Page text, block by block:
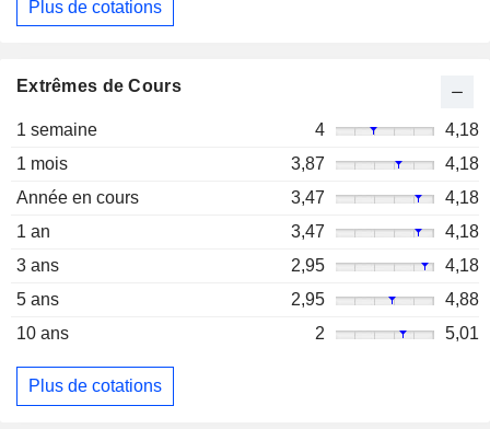
Plus de cotations
Extrêmes de Cours
1 semaine 4
4,18
1 mois
3,87
4,18
Année en cours
3,47
4,18
1 an
3,47
4,18
3 ans
2,95
4,18
5 ans
2,95
4,88
10 ans
2 5,01
Plus de cotations